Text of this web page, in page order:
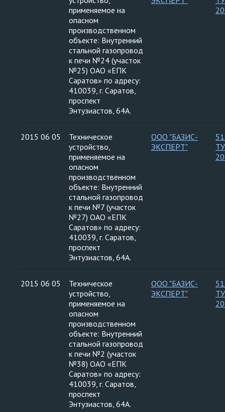
применяемое на
опасном
производственном
объекте: Внутренний
стальной газопровод
к печи №24 (участок
№25) ОАО «ЕПК
Саратов» по адресу:
410039, г. Саратов,
проспект
Энтузиастов, 64А.
2015 06 05
Техническое
устройство,
применяемое на
опасном
производственном
объекте: Внутренний
стальной газопровод
к печи №7 (участок
№27) ОАО «ЕПК
Саратов» по адресу:
410039, г. Саратов,
проспект
Энтузиастов, 64А.
ООО "БАЗИС-
ЭКСПЕРТ"
2015 06 05
Техническое
устройство,
применяемое на
опасном
производственном
объекте: Внутренний
стальной газопровод
к печи №2 (участок
№38) ОАО «ЕПК
Саратов» по адресу:
410039, г. Саратов,
проспект
Энтузиастов, 64А.
ООО "БАЗИС-
ЭКСПЕРТ"